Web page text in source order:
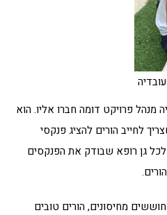
פרויקט דומה חברו אליו. הוא
לחייב הורים להציג פנקסי
גן רופא שבודק את הפנקסים
מחיסונים, הורים טובים